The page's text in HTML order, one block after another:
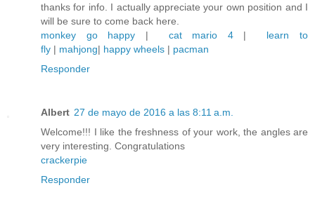
thanks for info. I actually appreciate your own position and I
will be sure to come back here.
monkey go happy | cat mario 4| learn to
fly | mahjong| happy wheels | pacman
Responder
Albert 27 de mayo de 2016 a las 8:11 a.m.
Welcome!!! I like the freshness of your work, the angles are
very interesting. Congratulations
crackerpie
Responder